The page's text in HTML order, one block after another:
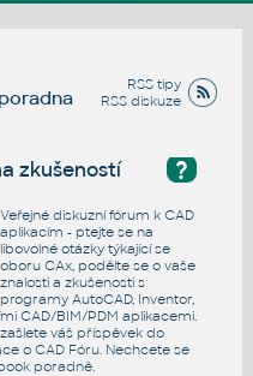
RSS tipy
RSS diskuze
?
zkušeností
Veřejné diskuzní fórum k CAD
aplikacím - ptejte se na
libovolné otázky týkající se
oboru CAx, podělte se o vaše
znalosti a zkušenosti s
programy AutoCAD, Inventor,
CAD/BIM/PDM aplikacemi.
váš příspěvek do
o CAD Fóru. Nechcete se
poradně.